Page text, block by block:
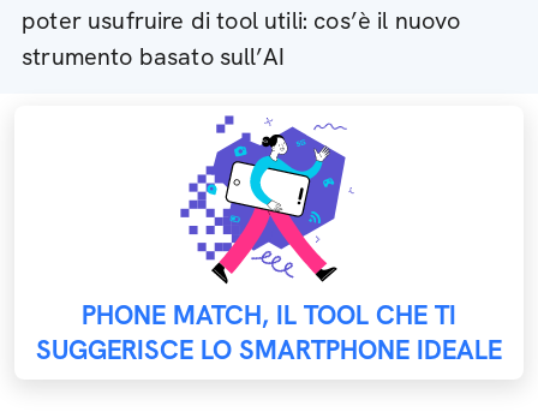
poter usufruire di tool utili: cos’è il nuovo
strumento basato sull’AI
PHONE MATCH, IL TOOL CHE TI
SUGGERISCE LO SMARTPHONE IDEALE